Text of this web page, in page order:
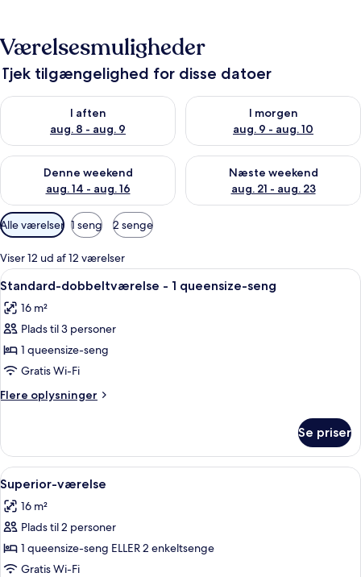
Værelsesmuligheder
Tjek tilgængelighed for disse datoer
I aften
aug. 8 - aug. 9
Tjek tilgængelighed for i aften aug. 8 - aug. 9
I morgen
aug. 9 - aug. 10
Tjek tilgængelighed for i
Denne weekend
aug. 14 - aug. 16
Tjek tilgængelighed for denne weekend aug. 14 - aug. 16
Næste weekend
aug. 21 - aug. 23
Tjek tilgængelighed for næste
Tilgængelige
filtre
for
værelser
Alle værelser 1 seng 2 senge
Viser 12 ud af 12 værelser
Indlæs
alle
billeder
af
Standard-
dobbeltværelse
-
1
seng
Et soveværelse med seng,
19
Standard-dobbeltværelse - 1 queensize-seng
16 m²
Plads til 3 personer
1 queensize-seng
Gratis Wi-Fi
Flere oplysninger
Flere
dobbeltværelse
1
queensize-
seng
Se priser
Indlæs
alle
billeder
af
Superior-
værelse
Et soveværelse med en stor seng,
10
Superior-værelse
16 m²
Plads til 2 personer
1 queensize-seng ELLER 2 enkeltsenge
Gratis Wi-Fi